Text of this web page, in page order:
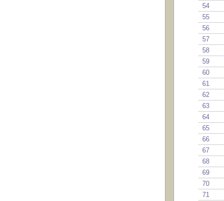
54
55
56
57
58
59
60
61
62
63
64
65
66
67
68
69
70
71